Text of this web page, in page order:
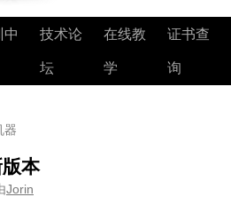
中 技术论
坛
在线教
学
证书查
询
器
本
Jorin